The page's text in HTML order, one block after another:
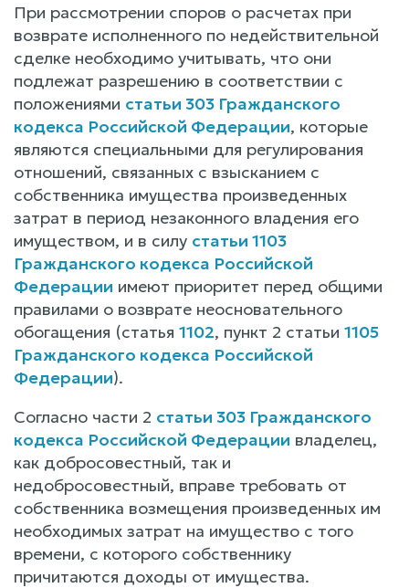
При рассмотрении споров о расчетах при
возврате исполненного по недействительной
сделке необходимо учитывать, что они
подлежат разрешению в соответствии с
положениями статьи 303 Гражданского
кодекса Российской Федерации, которые
являются специальными для регулирования
отношений, связанных с взысканием с
собственника имущества произведенных
затрат в период незаконного владения его
имуществом, и в силу статьи 1103
Гражданского кодекса Российской
Федерации имеют приоритет перед общими
правилами о возврате неосновательного
обогащения (статья 1102, пункт 2 статьи 1105
Гражданского кодекса Российской
Федерации).
Согласно части 2 статьи 303 Гражданского
кодекса Российской Федерации владелец,
как добросовестный, так и
недобросовестный, вправе требовать от
собственника возмещения произведенных им
необходимых затрат на имущество с того
времени, с которого собственнику
причитаются доходы от имущества.